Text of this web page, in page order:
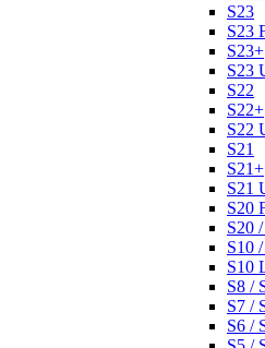
S23
S23
S23+
S23
S22
S22+
S22
S21
S21+
S21
S20
S20
S10
S10
S8 /
S7 /
S6 /